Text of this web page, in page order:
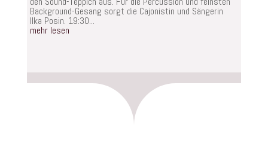
Background-Gesang sorgt die Cajonistin und Sängerin
Ilka Posin. 19:30...
mehr lesen